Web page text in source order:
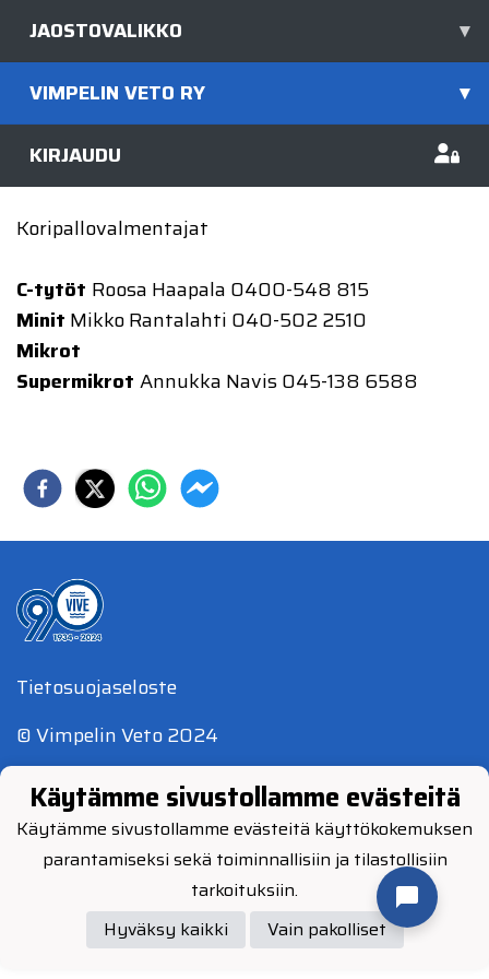
JAOSTOVALIKKO ▾
VIMPELIN VETO RY ▾
KIRJAUDU
Koripallovalmentajat
C-tytöt Roosa Haapala 0400-548 815
Minit Mikko Rantalahti 040-502 2510
Mikrot
Supermikrot Annukka Navis 045-138 6588
Tietosuojaseloste
© Vimpelin Veto 2024
Powered by
Käytämme sivustollamme evästeitä
Käytämme sivustollamme evästeitä käyttökokemuksen
parantamiseksi sekä toiminnallisiin ja tilastollisiin
tarkoituksiin.
Hyväksy kaikki
Vain pakolliset